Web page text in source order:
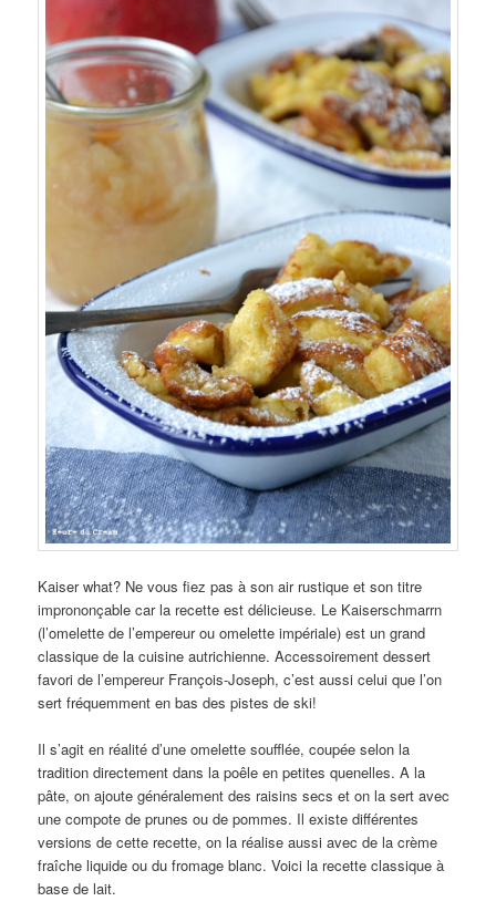
Kaiser what? Ne vous fiez pas à son air rustique et son titre
imprononçable car la recette est délicieuse. Le Kaiserschmarrn
(l’omelette de l’empereur ou omelette impériale) est un grand
classique de la cuisine autrichienne. Accessoirement dessert
favori de l’empereur François-Joseph, c’est aussi celui que l’on
sert fréquemment en bas des pistes de ski!
Il s’agit en réalité d’une omelette soufflée, coupée selon la
tradition directement dans la poêle en petites quenelles. A la
pâte, on ajoute généralement des raisins secs et on la sert avec
une compote de prunes ou de pommes. Il existe différentes
versions de cette recette, on la réalise aussi avec de la crème
fraîche liquide ou du fromage blanc. Voici la recette classique à
base de lait.